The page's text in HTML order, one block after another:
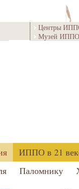
Центры
Музей ИППО
ИППО в 21
Паломнику